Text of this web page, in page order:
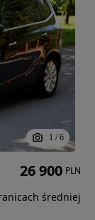
1 / 6
26 900 PLN
średniej